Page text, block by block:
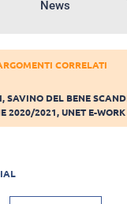
News
CORRELATI
,SAVINO DEL BENE
2020/2021,UNET E-